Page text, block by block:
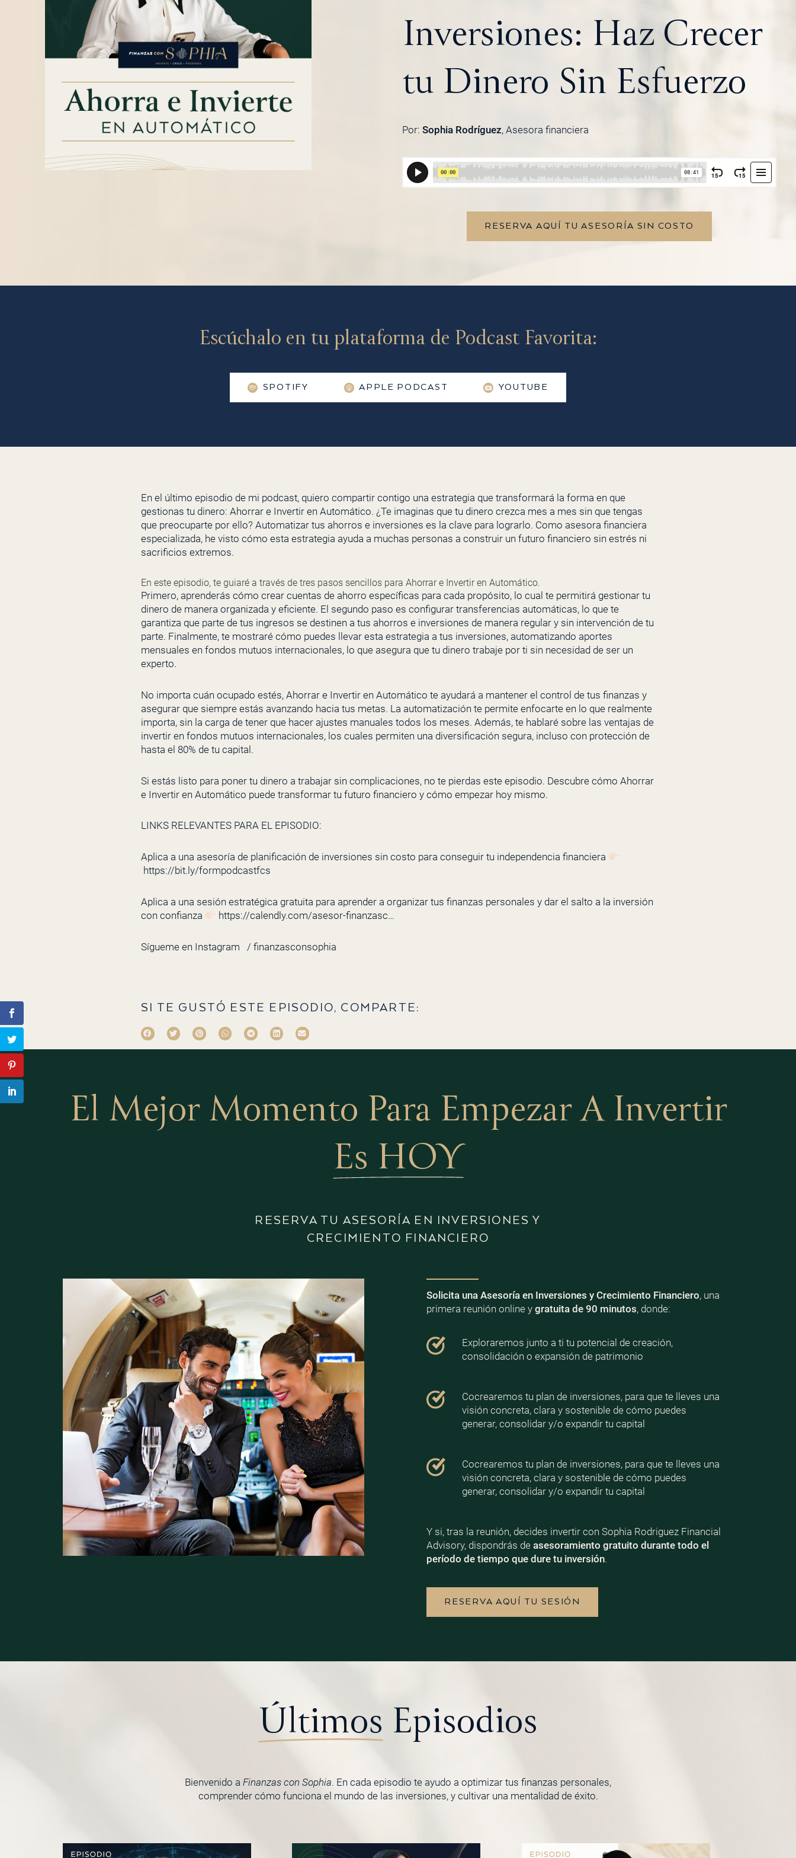
Inversiones: Haz Crecer
tu Dinero Sin Esfuerzo
Por:Sophia Rodríguez, Asesora financiera
RESERVA AQUÍ TU ASESORÍA SIN COSTO
Escúchalo en tu plataforma de Podcast Favorita:
SPOTIFY APPLE PODCAST YOUTUBE
En el último episodio de mi podcast, quiero compartir contigo una estrategia que transformará la forma en que
gestionas tu dinero: Ahorrar e Invertir en Automático. ¿Te imaginas que tu dinero crezca mes a mes sin que tengas
que preocuparte por ello? Automatizar tus ahorros e inversiones es la clave para lograrlo. Como asesora financiera
especializada, he visto cómo esta estrategia ayuda a muchas personas a construir un futuro financiero sin estrés ni
sacrificios extremos.
En este episodio, te guiaré a través de tres pasos sencillos para Ahorrar e Invertir en Automático.
Primero, aprenderás cómo crear cuentas de ahorro específicas para cada propósito, lo cual te permitirá gestionar tu
dinero de manera organizada y eficiente. El segundo paso es configurar transferencias automáticas, lo que te
garantiza que parte de tus ingresos se destinen a tus ahorros e inversiones de manera regular y sin intervención de tu
parte. Finalmente, te mostraré cómo puedes llevar esta estrategia a tus inversiones, automatizando aportes
mensuales en fondos mutuos internacionales, lo que asegura que tu dinero trabaje por ti sin necesidad de ser un
experto.
No importa cuán ocupado estés, Ahorrar e Invertir en Automático te ayudará a mantener el control de tus finanzas y
asegurar que siempre estás avanzando hacia tus metas. La automatización te permite enfocarte en lo que realmente
importa, sin la carga de tener que hacer ajustes manuales todos los meses. Además, te hablaré sobre las ventajas de
invertir en fondos mutuos internacionales, los cuales permiten una diversificación segura, incluso con protección de
hasta el 80% de tu capital.
Si estás listo para poner tu dinero a trabajar sin complicaciones, no te pierdas este episodio. Descubre cómo Ahorrar
e Invertir en Automático puede transformar tu futuro financiero y cómo empezar hoy mismo.
LINKS RELEVANTES PARA EL EPISODIO:
Aplica a una asesoría de planificación de inversiones sin costo para conseguir tu independencia financiera
https://bit.ly/formpodcastfcs
Aplica a una sesión estratégica gratuita para aprender a organizar tus finanzas personales y dar el salto a la inversión
con confianza
https://calendly.com/asesor-finanzasc…
Sígueme en Instagram / finanzasconsophia
SI TE GUSTÓ ESTE EPISODIO, COMPARTE:
El Mejor Momento Para Empezar A Invertir
Es HOY
RESERVA TU ASESORÍA EN INVERSIONES Y
CRECIMIENTO FINANCIERO
Solicita una Asesoría en Inversiones y Crecimiento Financiero, una
primera reunión online ygratuita de 90 minutos, donde:
Exploraremos junto a ti tu potencial de creación,
consolidación o expansión de patrimonio
Cocrearemos tu plan de inversiones, para que te lleves una
visión concreta, clara y sostenible de cómo puedes
generar, consolidar y/o expandir tu capital
Cocrearemos tu plan de inversiones, para que te lleves una
visión concreta, clara y sostenible de cómo puedes
generar, consolidar y/o expandir tu capital
Y si, tras la reunión, decides invertir con Sophia Rodriguez Financial
Advisory, dispondrás deasesoramiento gratuito durante todo el
período de tiempo que dure tu inversión.
RESERVA AQUÍ TU SESIÓN
Últimos Episodios
Bienvenido a Finanzas con Sophia. En cada episodio te ayudo a optimizar tus finanzas personales,
comprender cómo funciona el mundo de las inversiones, y cultivar una mentalidad de éxito.
PÁGINA
PÁGINA
PÁGINAPÁGINA